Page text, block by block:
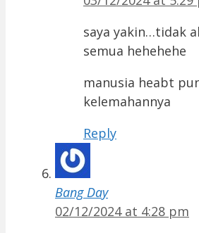
saya yakin…tidak
semua hehehehe
manusia heabt
kelemahannya
Reply
Bang Day
02/12/2024 at 4:28 pm